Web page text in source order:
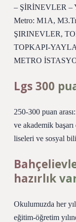
– ŞİRİNEVLER –
Metro: M1A,
ŞIRINEVLER,
TOPKAPI-
METRO
Lgs 300
250-300 puan
ve akademik
liseleri ve sosyal
hazırlık
Okulumuzda her yıl
eğitim-öğretim